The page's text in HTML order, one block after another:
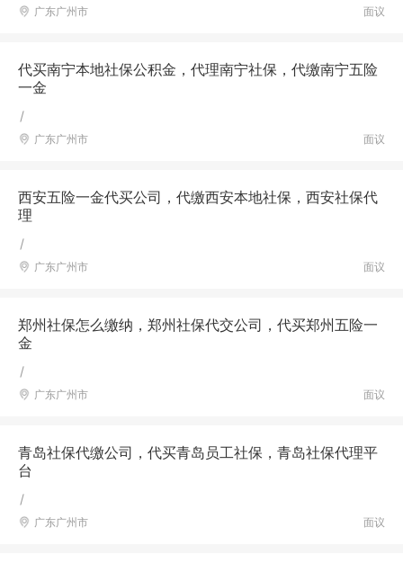
面议
广东广州市
代买南宁本地社保公积金，代理南宁社保，代缴南宁五险
一金
/
面议
广东广州市
西安五险一金代买公司，代缴西安本地社保，西安社保代
理
/
面议
广东广州市
郑州社保怎么缴纳，郑州社保代交公司，代买郑州五险一
金
/
面议
广东广州市
青岛社保代缴公司，代买青岛员工社保，青岛社保代理平
台
/
面议
广东广州市